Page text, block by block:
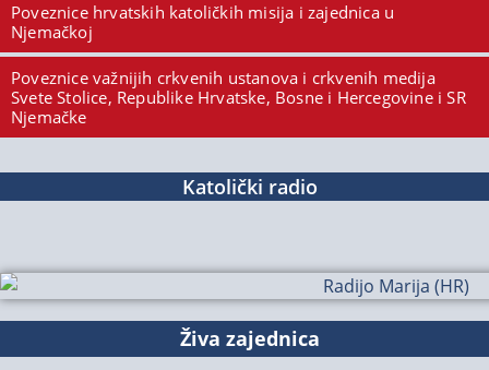
Poveznice hrvatskih katoličkih misija i zajednica u
Njemačkoj
Poveznice važnijih crkvenih ustanova i crkvenih medija
Svete Stolice, Republike Hrvatske, Bosne i Hercegovine i SR
Njemačke
Katolički radio
Živa zajednica